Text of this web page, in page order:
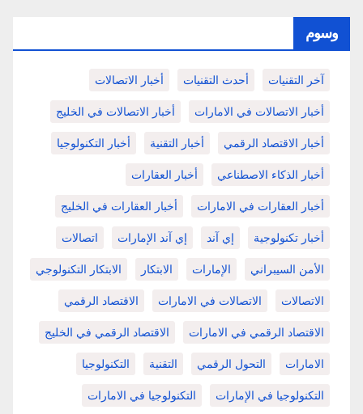
وسوم
آخر التقنيات أحدث التقنيات أخبار الاتصالات
أخبار الاتصالات في الامارات أخبار الاتصالات في الخليج
أخبار الاقتصاد الرقمي أخبار التقنية أخبار التكنولوجيا
أخبار الذكاء الاصطناعي أخبار العقارات
أخبار العقارات في الامارات أخبار العقارات في الخليج
أخبار تكنولوجية إي آند إي آند الإمارات اتصالات
الأمن السيبراني الإمارات الابتكار الابتكار التكنولوجي
الاتصالات الاتصالات في الامارات الاقتصاد الرقمي
الاقتصاد الرقمي في الامارات الاقتصاد الرقمي في الخليج
الامارات التحول الرقمي التقنية التكنولوجيا
التكنولوجيا في الإمارات التكنولوجيا في الامارات